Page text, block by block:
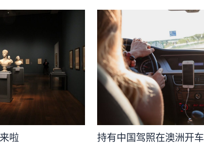
啦 持有中国驾照在澳洲开车